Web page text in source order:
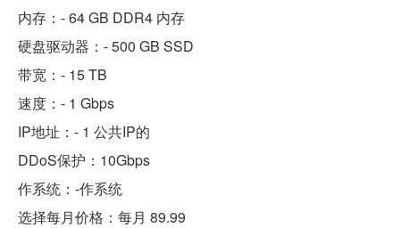
内存：- 64 GB DDR4 内存
硬盘驱动器：- 500 GB SSD
带宽：- 15 TB
速度：- 1 Gbps
IP地址：- 1 公共IP的
DDoS保护：10Gbps
作系统：-作系统
选择每月价格：每月 89.99